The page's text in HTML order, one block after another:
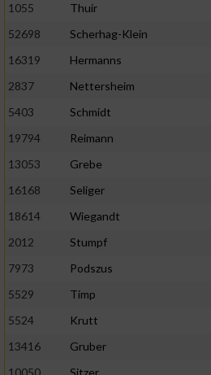
1055
Thuir
52698
Scherhag-Klein
16319
Hermanns
2837
Nettersheim
5403
Schmidt
19794
Reimann
13053
Grebe
16168
Seliger
18614
Wiegandt
2012
Stumpf
7973
Podszus
5529
Timp
5524
Krutt
13416
Gruber